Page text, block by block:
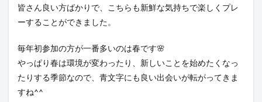
皆さん良い方ばかりで、こちらも新鮮な気持ちで楽しくプレ
ーすることができました。
毎年初参加の方が一番多いのは春です🌸
やっぱり春は環境が変わったり、新しいことを始めたくなっ
たりする季節なので、青文字にも良い出会いが転がってきま
すね^^